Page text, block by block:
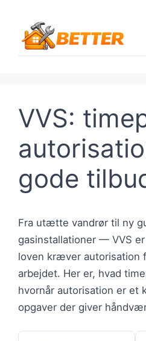
indhold
VVS:
gode
Fra utætte vandrør til ny
gasinstallationer — VVS
loven kræver autorisation
arbejdet. Her er, hvad
hvornår autorisation er et
opgaver der giver